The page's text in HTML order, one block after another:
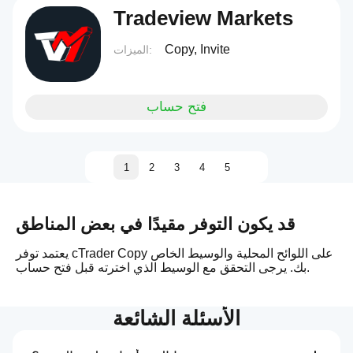
Tradeview Markets
الميزات: Copy, Invite
فتح حساب
1 2 3 4 5
قد يكون التوفر مقيدًا في بعض المناطق
يعتمد توفر cTrader Copy على اللوائح المحلية والوسيط الخاص
بك. يرجى التحقق مع الوسيط الذي اخترته قبل فتح حساب.
الأسئلة الشائعة